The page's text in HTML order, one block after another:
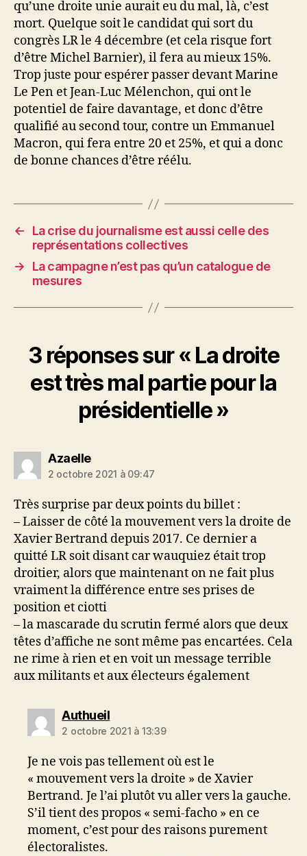
qu’une droite unie aurait eu du mal, là, c’est
mort. Quelque soit le candidat qui sort du
congrès LR le 4 décembre (et cela risque fort
d’être Michel Barnier), il fera au mieux 15%.
Trop juste pour espérer passer devant Marine
Le Pen et Jean-Luc Mélenchon, qui ont le
potentiel de faire davantage, et donc d’être
qualifié au second tour, contre un Emmanuel
Macron, qui fera entre 20 et 25%, et qui a donc
de bonne chances d’être réélu.
←
La crise du journalisme est aussi celle des
représentations collectives
→
La campagne n’est pas qu’un catalogue de
mesures
3 réponses sur « La droite
est très mal partie pour la
présidentielle »
Azaelledit :
2 octobre 2021 à 09:47
Très surprise par deux points du billet :
– Laisser de côté la mouvement vers la droite de
Xavier Bertrand depuis 2017. Ce dernier a
quitté LR soit disant car wauquiez était trop
droitier, alors que maintenant on ne fait plus
vraiment la différence entre ses prises de
position et ciotti
– la mascarade du scrutin fermé alors que deux
têtes d’affiche ne sont même pas encartées. Cela
ne rime à rien et en voit un message terrible
aux militants et aux électeurs également
Authueildit :
2 octobre 2021 à 13:39
Je ne vois pas tellement où est le
« mouvement vers la droite » de Xavier
Bertrand. Je l’ai plutôt vu aller vers la gauche.
S’il tient des propos « semi-facho » en ce
moment, c’est pour des raisons purement
électoralistes.